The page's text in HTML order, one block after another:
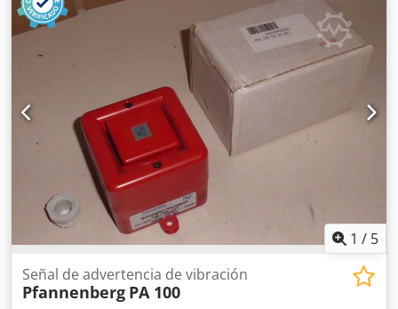
la raya: aprox. 3 - 10 cm -Cantidad: 3 marcadores
disponibles -Precio: por unidad -Dimensión: 880/340/H835
mm Cjdet Apm Aspfx Afwjha -Peso: 6 kg/unidad.
1 / 5
Señal de advertencia de vibración
Pfannenberg PA 100